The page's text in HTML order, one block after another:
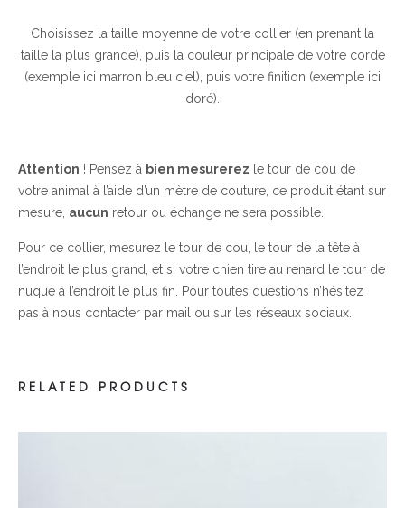
Choisissez la taille moyenne de votre collier (en prenant la
taille la plus grande), puis la couleur principale de votre corde
(exemple ici marron bleu ciel), puis votre finition (exemple ici
doré).
Attention ! Pensez à bien mesurerez le tour de cou de
votre animal à l’aide d’un mètre de couture, ce produit étant sur
mesure, aucun retour ou échange ne sera possible.
Pour ce collier, mesurez le tour de cou, le tour de la tête à
l’endroit le plus grand, et si votre chien tire au renard le tour de
nuque à l’endroit le plus fin. Pour toutes questions n’hésitez
pas à nous contacter par mail ou sur les réseaux sociaux.
RELATED PRODUCTS